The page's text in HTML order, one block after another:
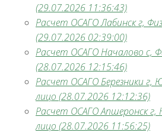
(29.07.2026 11:36:43)
Расчет ОСАГО Лабинск г,
(29.07.2026 02:39:00)
Расчет ОСАГО Началово с,
(28.07.2026 12:15:46)
Расчет ОСАГО Березники г,
лицо (28.07.2026 12:12:36)
Расчет ОСАГО Апшеронск г,
лицо (28.07.2026 11:56:25)